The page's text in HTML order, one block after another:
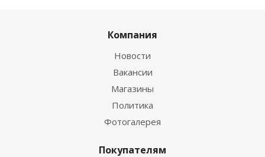
Компания
Новости
Вакансии
Магазины
Политика
Фотогалерея
Покупателям